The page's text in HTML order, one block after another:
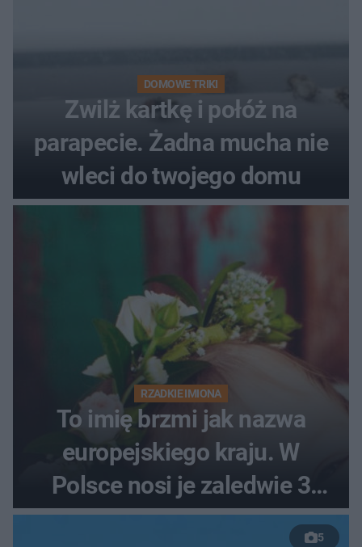
DOMOWE TRIKI
Zwilż kartkę i połóż na
parapecie. Żadna mucha nie
wleci do twojego domu
RZADKIE IMIONA
To imię brzmi jak nazwa
europejskiego kraju. W
Polsce nosi je zaledwie 3
kobiety
5